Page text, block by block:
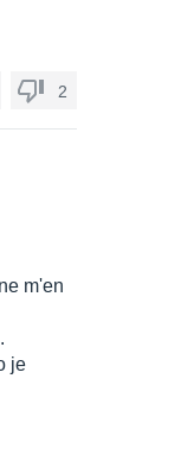
2
m'en
je